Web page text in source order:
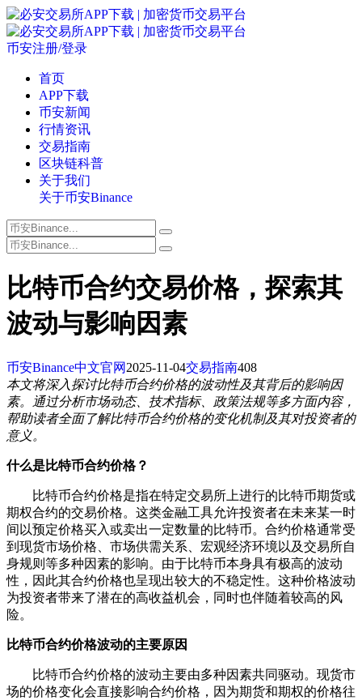
币安注册/登录
首页
APP下载
币安新闻
行情资讯
交易指南
区块链科普
关于我们
关于币安Binance
比特币合约交易价格，探索其
波动与影响因素
币安Binance中文官网 2025-11-04交易指南408
本文将深入探讨比特币合约价格的波动性及其背后的影响因
素。通过分析市场动态、技术指标、政策法规等多方面内容，
帮助读者全面了解比特币合约价格的变化机制及其对投资者的
意义。
什么是比特币合约价格？
比特币合约价格是指在特定交易所上进行的比特币期货或
期权合约的交易价格。这类金融工具允许投资者在未来某一时
间以预定价格买入或卖出一定数量的比特币。合约价格通常受
到现货市场价格、市场供需关系、宏观经济环境以及交易所自
身规则等多种因素的影响。由于比特币本身具有极高的波动
性，因此其合约价格也呈现出较大的不稳定性。这种价格波动
为投资者带来了潜在的高收益机会，同时也伴随着较高的风
险。
比特币合约价格波动的主要原因
比特币合约价格的波动主要由多种因素共同驱动。现货市
场的价格变化会直接影响合约价格，因为期货和期权的价格往